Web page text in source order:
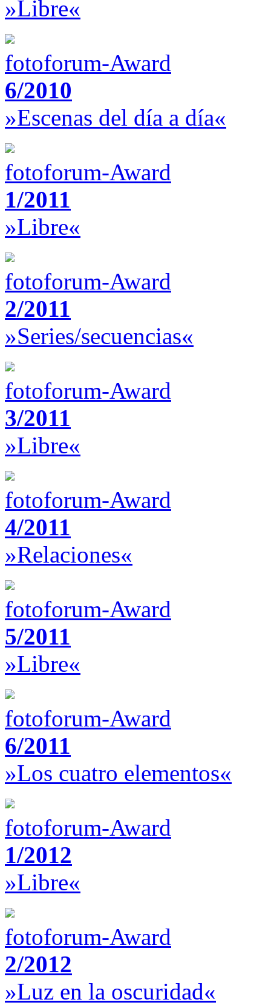
»Libre«
fotoforum-Award
6/2010
»Escenas del día a día«
fotoforum-Award
1/2011
»Libre«
fotoforum-Award
2/2011
»Series/secuencias«
fotoforum-Award
3/2011
»Libre«
fotoforum-Award
4/2011
»Relaciones«
fotoforum-Award
5/2011
»Libre«
fotoforum-Award
6/2011
»Los cuatro elementos«
fotoforum-Award
1/2012
»Libre«
fotoforum-Award
2/2012
»Luz en la oscuridad«